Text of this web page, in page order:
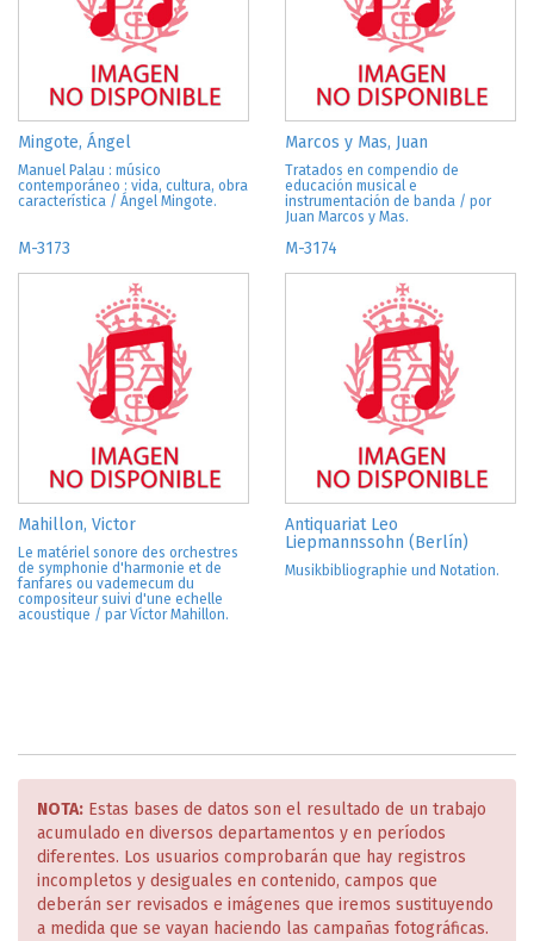
Mingote, Ángel
Manuel Palau : músico
contemporáneo : vida, cultura, obra
característica / Ángel Mingote.
Marcos y Mas, Juan
Tratados en compendio de
educación musical e
instrumentación de banda / por
Juan Marcos y Mas.
M-3173
Mahillon, Victor
Le matériel sonore des orchestres
de symphonie d'harmonie et de
fanfares ou vademecum du
compositeur suivi d'une echelle
acoustique / par Víctor Mahillon.
M-3174
Antiquariat Leo
Liepmannssohn (Berlín)
Musikbibliographie und Notation.
NOTA: Estas bases de datos son el resultado de un trabajo
acumulado en diversos departamentos y en períodos
diferentes. Los usuarios comprobarán que hay registros
incompletos y desiguales en contenido, campos que
deberán ser revisados e imágenes que iremos sustituyendo
a medida que se vayan haciendo las campañas fotográficas.